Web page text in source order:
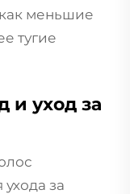
меньшие
тугие
и уход за
за